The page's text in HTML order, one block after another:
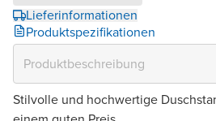
Lieferinformationen
Produktspezifikationen
Stilvolle und hochwertige